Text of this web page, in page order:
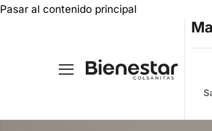
Pasar al contenido principal